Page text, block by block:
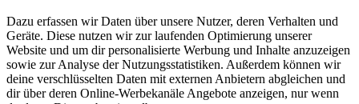
Dazu erfassen wir Daten über unsere Nutzer, deren Verhalten und
Geräte. Diese nutzen wir zur laufenden Optimierung unserer
Website und um dir personalisierte Werbung und Inhalte anzuzeigen
sowie zur Analyse der Nutzungsstatistiken. Außerdem können wir
deine verschlüsselten Daten mit externen Anbietern abgleichen und
dir über deren Online-Werbekanäle Angebote anzeigen, nur wenn